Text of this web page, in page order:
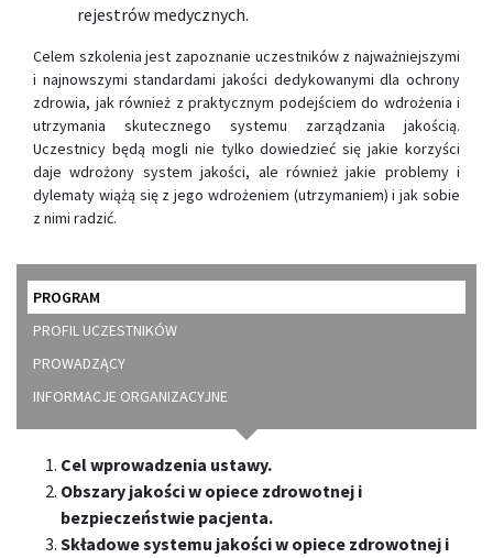
rejestrów medycznych.
Celem szkolenia jest zapoznanie uczestników z najważniejszymi
i najnowszymi standardami jakości dedykowanymi dla ochrony
zdrowia, jak również z praktycznym podejściem do wdrożenia i
utrzymania skutecznego systemu zarządzania jakością.
Uczestnicy będą mogli nie tylko dowiedzieć się jakie korzyści
daje wdrożony system jakości, ale również jakie problemy i
dylematy wiążą się z jego wdrożeniem (utrzymaniem) i jak sobie
z nimi radzić.
PROGRAM
PROFIL UCZESTNIKÓW
PROWADZĄCY
INFORMACJE ORGANIZACYJNE
Cel wprowadzenia ustawy.
Obszary jakości w opiece zdrowotnej i
bezpieczeństwie pacjenta.
Składowe systemu jakości w opiece zdrowotnej i